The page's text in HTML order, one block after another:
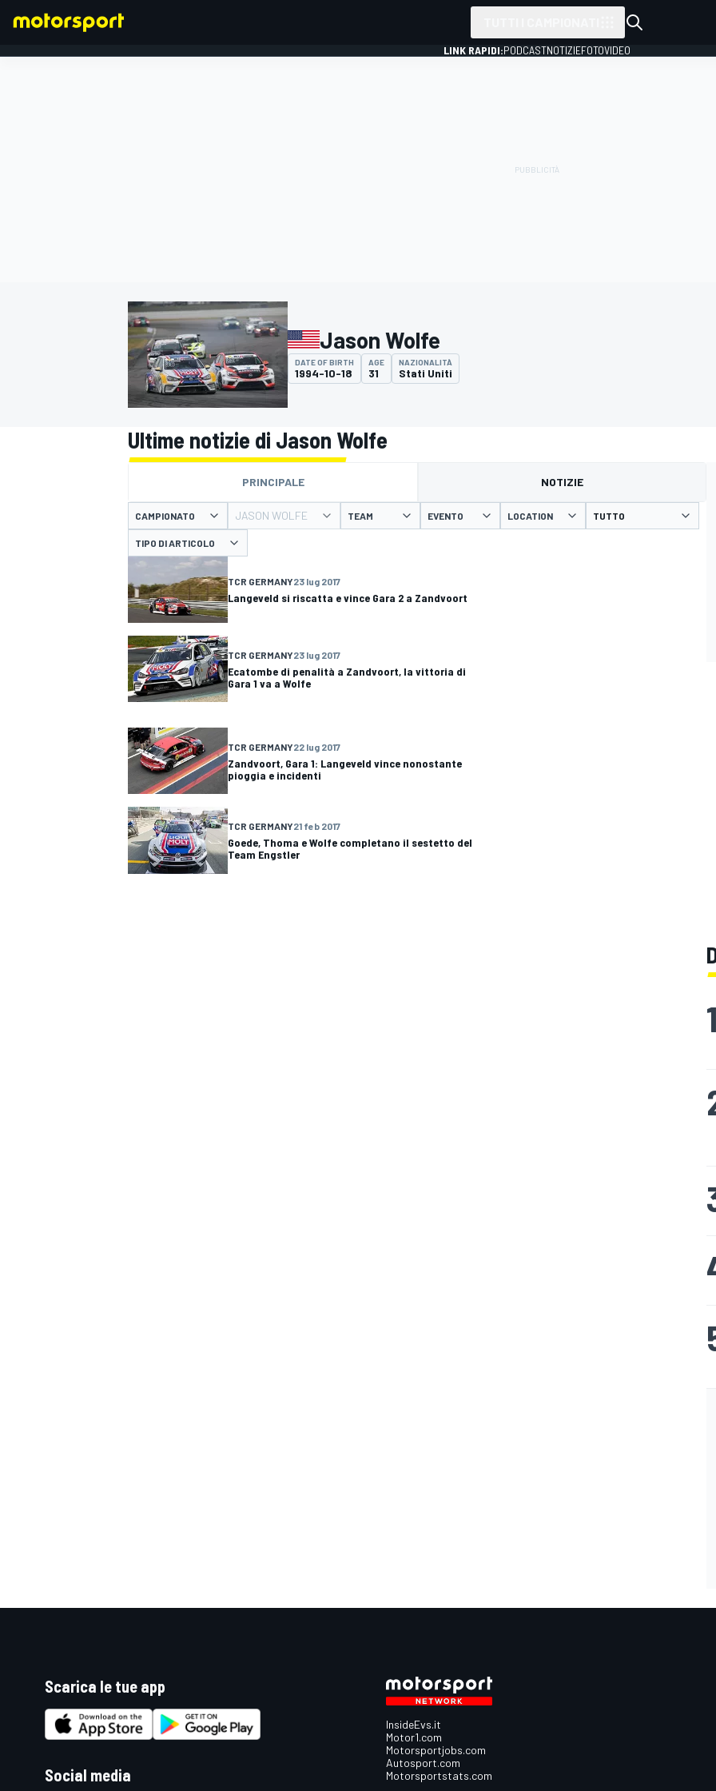
MOTOGP WEC
WRC
ENDURANCE/GT
LINK RAPIDI:PODCASTNOTIZIEFOTOVIDEO
Jason Wolfe
DATE OF BIRTH
1994-10-18
AGE
31
NAZIONALITÀ
Stati Uniti
Ultime notizie di Jason Wolfe
PRINCIPALE NOTIZIE
CAMPIONATO JASON WOLFE TEAM EVENTO LOCATION
TIPO DI ARTICOLO
TCR GERMANY23 lug 2017
Langeveld si riscatta e vince Gara 2 a Zandvoort
TCR GERMANY23 lug 2017
Ecatombe di penalità a Zandvoort, la vittoria di
Gara 1 va a Wolfe
TCR GERMANY22 lug 2017
Zandvoort, Gara 1: Langeveld vince nonostante
pioggia e incidenti
TCR GERMANY21 feb 2017
Goede, Thoma e Wolfe completano il sestetto del
Team Engstler
1
Scarica le tue app
Social media
InsideEvs.it
Motor1.com
Motorsportjobs.com
Autosport.com
Motorsportstats.com